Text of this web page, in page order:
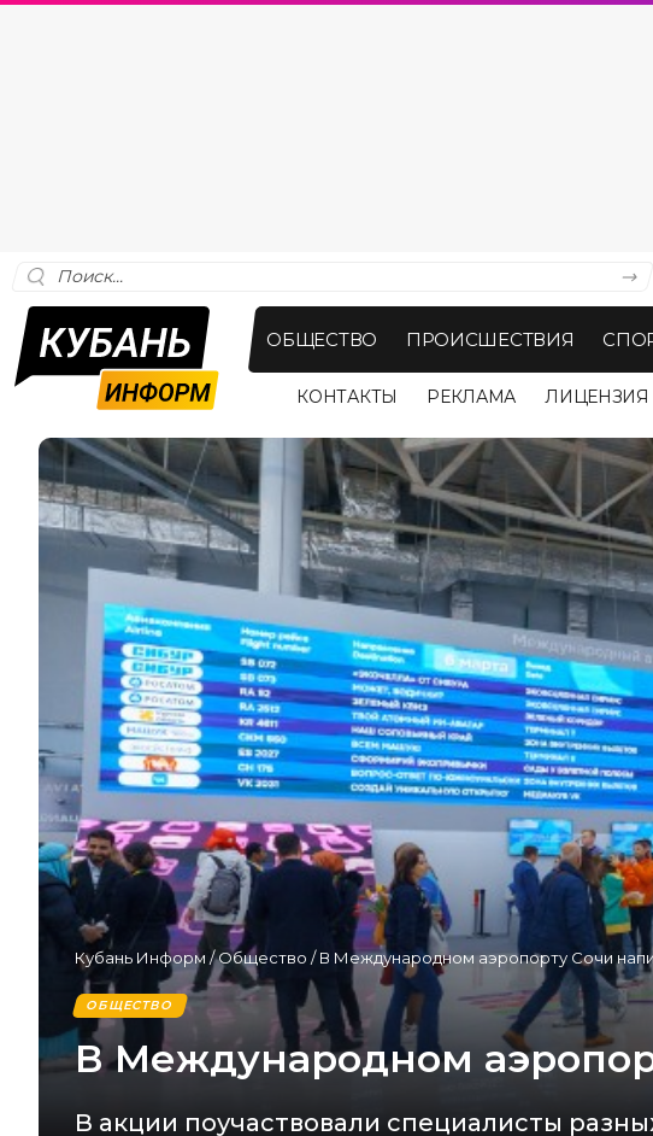
ОБЩЕСТВО ПРОИСШЕСТВИЯ
КОНТАКТЫ РЕКЛАМА
Кубань Информ /Общество /В Международном аэропорту Сочи
ОБЩЕСТВО
В Международном
В акции поучаствовали специалисты